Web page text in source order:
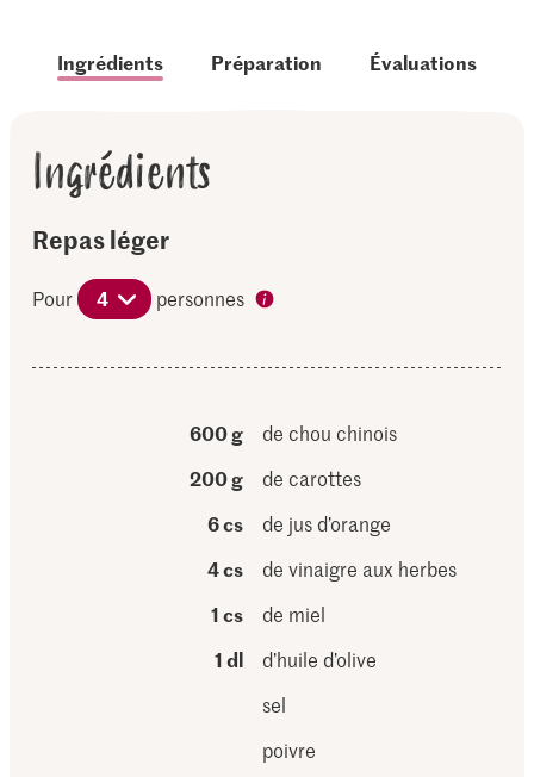
Ingrédients Préparation Évaluations
Ingrédients
Repas léger
Pour 4 personnes
600 g
de chou chinois
200 g
de carottes
6 cs
de jus d’orange
4 cs
de vinaigre aux herbes
1 cs
de miel
1 dl
d’huile d’olive
sel
poivre